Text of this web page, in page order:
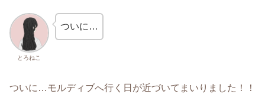
とろねこ
ついに…
ついに…モルディブへ行く日が近づいてまいりました！！